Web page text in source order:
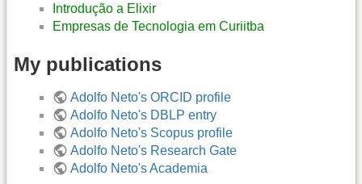
Introdução a Elixir
Empresas de Tecnologia em Curiitba
My publications
Adolfo Neto's ORCID profile
Adolfo Neto's DBLP entry
Adolfo Neto's Scopus profile
Adolfo Neto's Research Gate
Adolfo Neto's Academia